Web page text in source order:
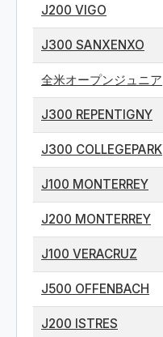
J200 VIGO
J300 SANXENXO
全米オープンジュニア
J300 REPENTIGNY
J300 COLLEGEPARK
J100 MONTERREY
J200 MONTERREY
J100 VERACRUZ
J500 OFFENBACH
J200 ISTRES